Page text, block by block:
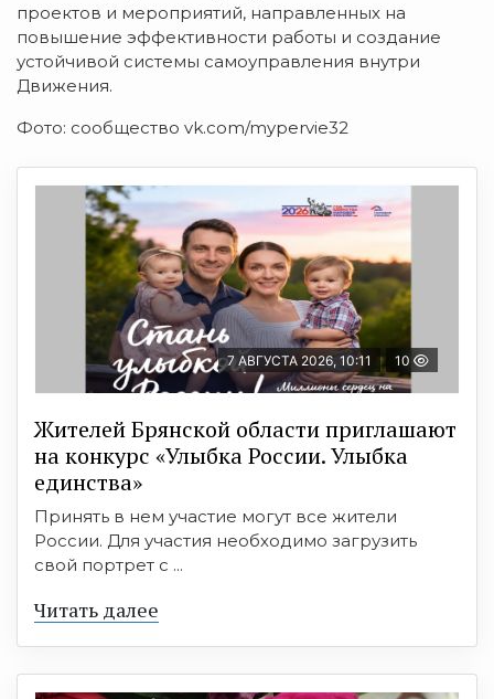
проектов и мероприятий, направленных на
повышение эффективности работы и создание
устойчивой системы самоуправления внутри
Движения.
Фото: сообщество vk.com/mypervie32
7 АВГУСТА 2026, 10:11 10
Жителей Брянской области приглашают
на конкурс «Улыбка России. Улыбка
единства»
Принять в нем участие могут все жители
России. Для участия необходимо загрузить
свой портрет с ...
Читать далее